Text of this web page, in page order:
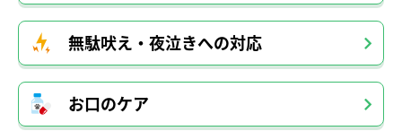
無駄吠え・夜泣きへの対応
お口のケア